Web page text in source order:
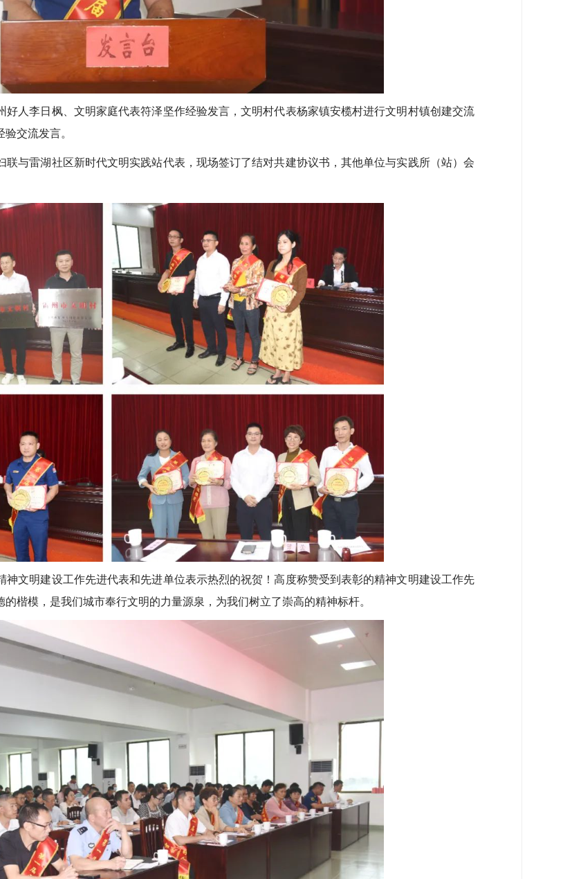
李日枫、文明家庭代表符泽坚作经验发言，文明村代表杨家镇安榄村进行文明村镇创建交流
交流发言。
雷湖社区新时代文明实践站代表，现场签订了结对共建协议书，其他单位与实践所（站）会
明建设工作先进代表和先进单位表示热烈的祝贺！高度称赞受到表彰的精神文明建设工作先
楷模，是我们城市奉行文明的力量源泉，为我们树立了崇高的精神标杆。